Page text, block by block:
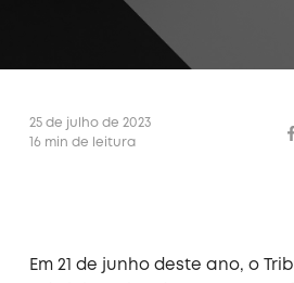
25 de julho de 2023
16 min de leitura
Em 21 de junho deste ano, o